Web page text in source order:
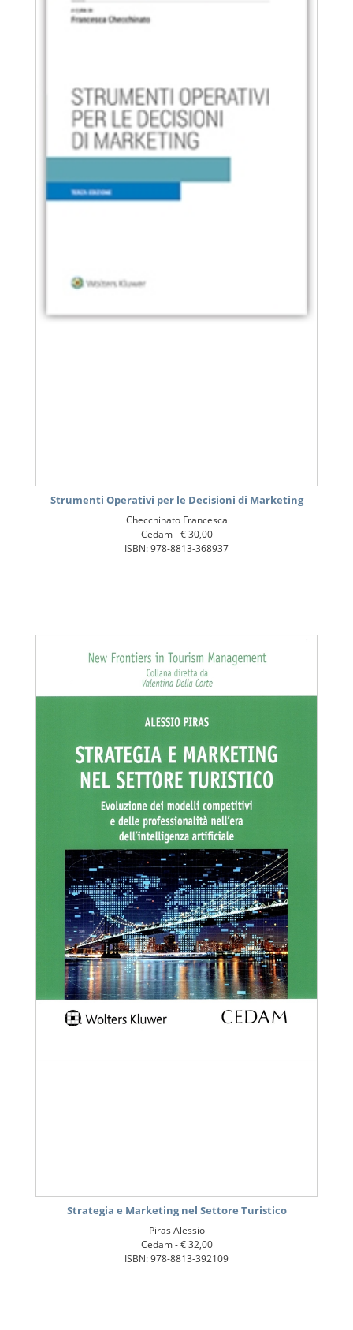
Strumenti Operativi per le Decisioni di Marketing
Checchinato Francesca
Cedam -€ 30,00
ISBN: 978-8813-368937
Strategia e Marketing nel Settore Turistico
Piras Alessio
Cedam -€ 32,00
ISBN: 978-8813-392109